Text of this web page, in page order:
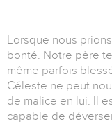
Lorsque nous
bonté. Notre père
même parfois
Céleste ne peut
de malice en lui. Il
capable de